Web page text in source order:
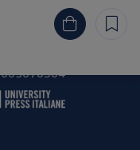
Pisa